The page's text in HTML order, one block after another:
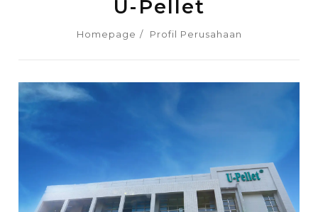
U-Pellet
Homepage Profil Perusahaan